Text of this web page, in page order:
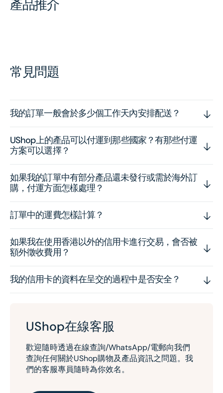
產品推介
常見問題
我的訂單一般會於多少個工作天內安排配送？
UShop上的產品可以付運到那些國家？有那些付運
方案可以選擇？
如果我的訂單中有部分產品還未發行或需於海外訂
購，付運方面怎樣處理？
訂單中的運費怎樣計算？
如果我在使用香港以外的信用卡進行交易，會否被
額外徵收費用？
我的信用卡的資料在呈交的過程中是否安全？
UShop在線客服
歡迎隨時透過在線查詢/WhatsApp/電郵向我們
查詢任何關於UShop購物及產品資訊之問題。我
們的客服專員隨時為你效名。